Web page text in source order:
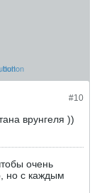
#10
врунгеля ))
очень
но с каждым